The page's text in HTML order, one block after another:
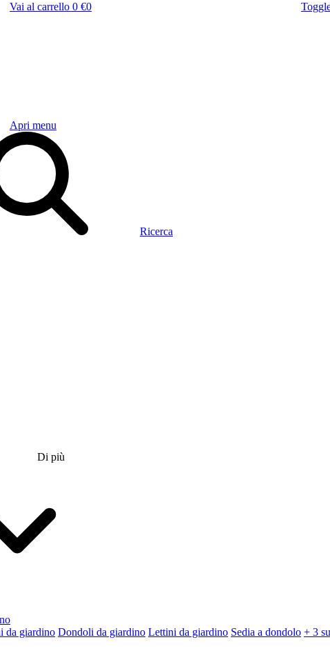
Vai al carrello 0 €0
Apri menu
Ricerca
Di più
da giardino Dondoli da giardino Lettini da giardino Sedia a dondolo + 3